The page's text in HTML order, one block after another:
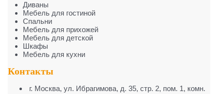
Диваны
Мебель для гостиной
Cпальни
Мебель для прихожей
Мебель для детской
Шкафы
Мебель для кухни
Контакты
г. Москва, ул. Ибрагимова, д. 35, стр. 2, пом. 1, комн.